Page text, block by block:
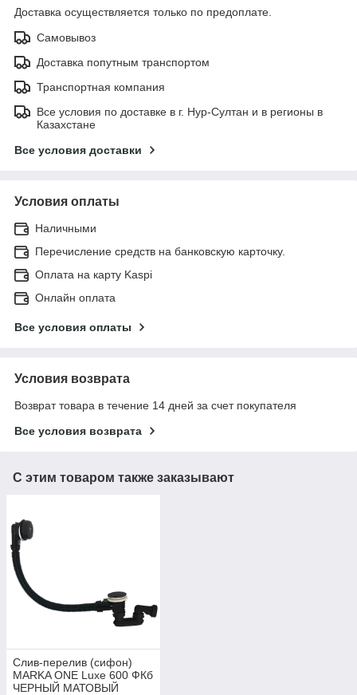
Доставка осуществляется только по предоплате.
Самовывоз
Доставка попутным транспортом
Транспортная компания
Все условия по доставке в г. Нур-Султан и в регионы в
Казахстане
Все условия доставки
Условия оплаты
Наличными
Перечисление средств на банковскую карточку.
Оплата на карту Kaspi
Онлайн оплата
Все условия оплаты
Условия возврата
Возврат товара в течение 14 дней за счет покупателя
Все условия возврата
С этим товаром также заказывают
Слив-перелив (сифон)
MARKA ONE Luxe 600 ФКб
ЧЕРНЫЙ МАТОВЫЙ